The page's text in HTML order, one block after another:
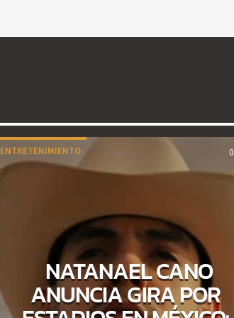
ENTRETENIMIENTO 0
NATANAEL CANO
ANUNCIA GIRA POR